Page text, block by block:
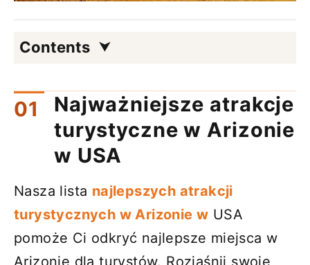
Contents
Najważniejsze atrakcje
turystyczne w Arizonie
w USA
Nasza lista najlepszych atrakcji
turystycznych w Arizonie w USA
pomoże Ci odkryć najlepsze miejsca w
Arizonie dla turystów. Rozjaśnij swoje